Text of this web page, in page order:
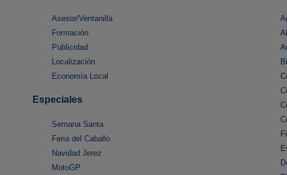
Asesor/Ventanilla
Formación
Publicidad
Localización
Economía Local
Especiales
Semana Santa
Feria del Caballo
Navidad Jerez
MotoGP